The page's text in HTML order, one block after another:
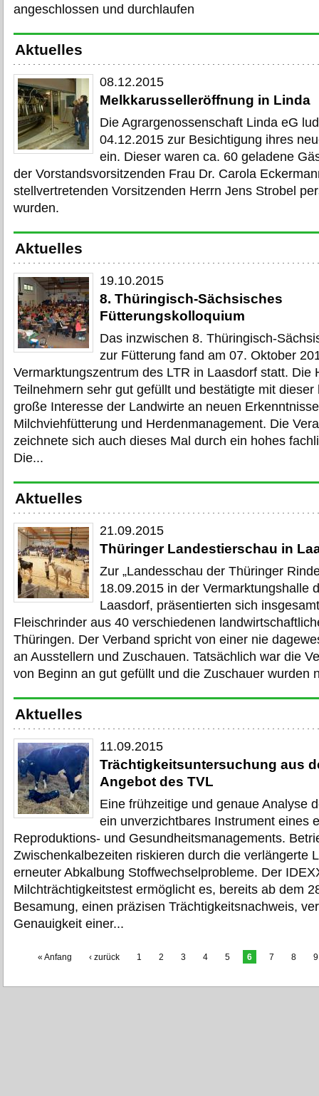
angeschlossen und durchlaufen
Aktuelles
08.12.2015
Melkkarusselleröffnung in Linda
Die Agrargenossenschaft Linda eG
04.12.2015 zur Besichtigung ihres
ein. Dieser waren ca. 60 geladene
der Vorstandsvorsitzenden Frau Dr. Carola
stellvertretenden Vorsitzenden Herrn Jens Strobel
wurden.
Aktuelles
19.10.2015
8. Thüringisch-Sächsisches
Fütterungskolloquium
Das inzwischen 8. Thüringisch-
zur Fütterung fand am 07. Oktober
Vermarktungszentrum des LTR in Laasdorf statt. Die
Teilnehmern sehr gut gefüllt und bestätigte mit dieser
große Interesse der Landwirte an neuen
Milchviehfütterung und Herdenmanagement. Die
zeichnete sich auch dieses Mal durch ein hohes
Die...
Aktuelles
21.09.2015
Thüringer Landestierschau in
Zur „Landesschau der Thüringer
18.09.2015 in der Vermarktungshalle
Laasdorf, präsentierten sich
Fleischrinder aus 40 verschiedenen
Thüringen. Der Verband spricht von einer nie
an Ausstellern und Zuschauen. Tatsächlich war die
von Beginn an gut gefüllt und die Zuschauer wurden
Aktuelles
11.09.2015
Trächtigkeitsuntersuchung aus
Angebot des TVL
Eine frühzeitige und genaue Analyse
ein unverzichtbares Instrument eines
Reproduktions- und Gesundheitsmanagements.
Zwischenkalbezeiten riskieren durch die verlängerte
erneuter Abkalbung Stoffwechselprobleme. Der
Milchträchtigkeitstest ermöglicht es, bereits ab dem
Besamung, einen präzisen Trächtigkeitsnachweis,
Genauigkeit einer...
Seiten
« Anfang ‹ zurück 1 2 3 4 5 6 7 8 9